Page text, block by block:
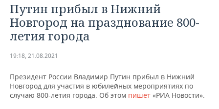
БАШКОРТОСТАН
ТАТАРСТАН
НОВОСТИ
АНАЛИТИКА
ДЕКЛАРАЦИИ О ДОХОДАХ
КОРОЛИ ГОСЗАКАЗА ПФО
НОВОСТИ ЭКОНОМИКИ
ФИНАНСЫ
ПРОМЫШЛЕННОСТЬ
НОВОСТИ
ПРОМЫШЛЕННОСТИ
НЕДВИЖИМОСТЬ
Путин прибыл в Нижний
Новгород на празднование 800-
летия города
19:18, 21.08.2021
Президент России Владимир Путин прибыл в Нижний
Новгород для участия в юбилейных мероприятиях по
случаю 800-летия города. Об этом пишет «РИА Новости».